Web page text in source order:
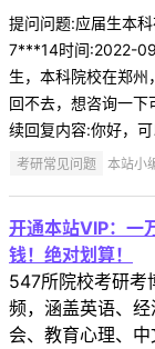
提问问题:应届生本
7***14时间:2022-
生，本科院校在郑
回不去，想咨询一
续回复内容:你好，
考研常见问题 本站小
开通本站VIP：一
钱！绝对划算！
547所院校考研考
频，涵盖英语、
会、教育心理、